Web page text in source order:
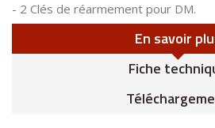
- 2 Clés de réarmement pour DM.
En savoir
Fiche